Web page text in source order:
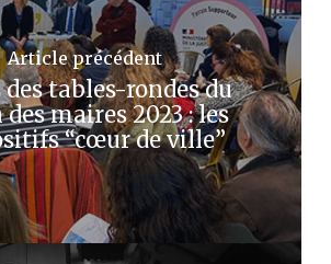
Article précédent
des tables-rondes du
des maires 2023 : les
“cœur de ville”